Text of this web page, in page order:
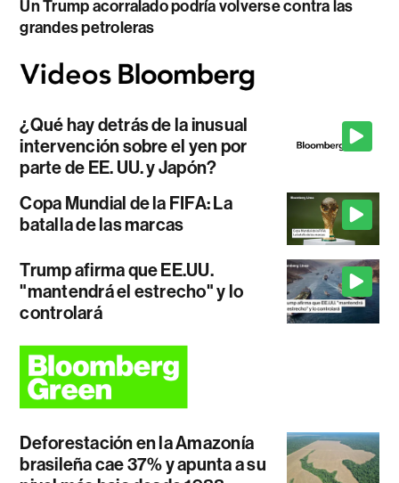
Un Trump acorralado podría volverse contra las
grandes petroleras
¿Qué hay detrás de la inusual
intervención sobre el yen por
parte de EE. UU. y Japón?
Copa Mundial de la FIFA: La
batalla de las marcas
Trump afirma que EE.UU.
"mantendrá el estrecho" y lo
controlará
Deforestación en la Amazonía
brasileña cae 37% y apunta a su